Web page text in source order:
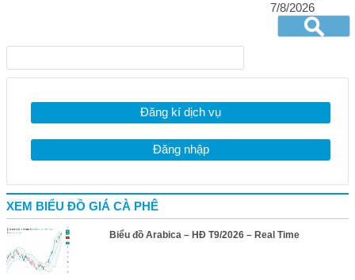
7/8/2026
Đăng kí dịch vụ
Đăng nhập
XEM BIỂU ĐỒ GIÁ CÀ PHÊ
Biểu đồ Arabica – HĐ T9/2026 – Real Time